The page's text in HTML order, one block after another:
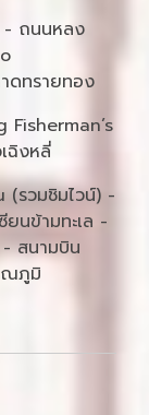
- ถนนหลง
ดทรายทอง
ฉิงหลี่
รวมชิมไวน์) -
นข้ามทะเล -
สนามบิน
ณภูมิ